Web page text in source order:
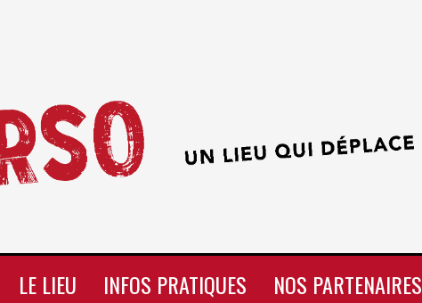
LE LIEU INFOS PRATIQUES NOS PARTENAIRES